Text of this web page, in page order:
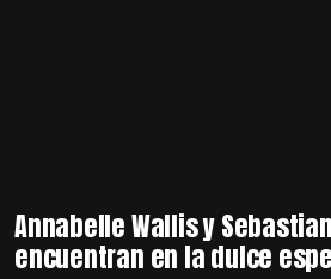
Annabelle Wallis y
encuentran en la dulce